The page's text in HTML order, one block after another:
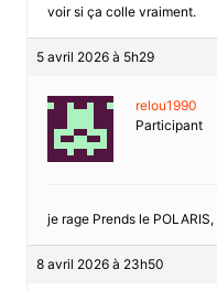
voir si ça colle vraiment.
5 avril 2026 à 5h29
relou1990
Participant
je rage Prends le
8 avril 2026 à 23h50